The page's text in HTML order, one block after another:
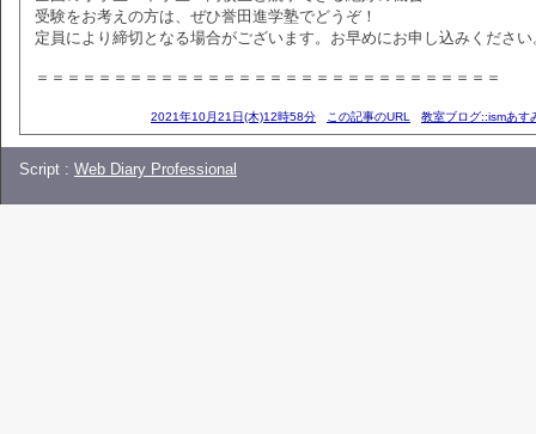
受験をお考えの方は、ぜひ誉田進学塾でどうぞ！
定員により締切となる場合がございます。お早めにお申し込みください
＝＝＝＝＝＝＝＝＝＝＝＝＝＝＝＝＝＝＝＝＝＝＝＝＝＝＝＝＝＝
2021年10月21日(木)12時58分 この記事のURL 教室ブログ::ismあす
Script : Web Diary Professional